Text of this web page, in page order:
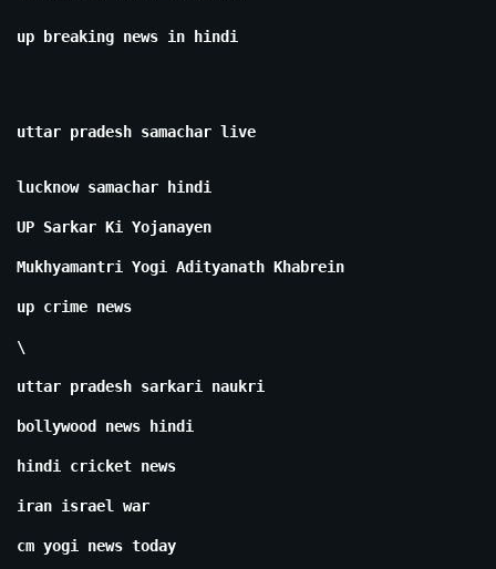
up breaking news in hindi
uttar pradesh samachar live
lucknow samachar hindi
UP Sarkar Ki Yojanayen
Mukhyamantri Yogi Adityanath Khabrein
up crime news
\
uttar pradesh sarkari naukri
bollywood news hindi
hindi cricket news
iran israel war
cm yogi news today